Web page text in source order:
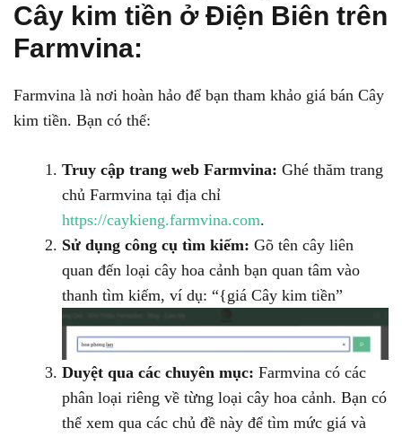
Cây kim tiền ở Điện Biên trên
Farmvina:
Farmvina là nơi hoàn hảo để bạn tham khảo giá bán Cây
kim tiền. Bạn có thể:
Truy cập trang web Farmvina: Ghé thăm trang
chủ Farmvina tại địa chỉ
https://caykieng.farmvina.com.
Sử dụng công cụ tìm kiếm: Gõ tên cây liên
quan đến loại cây hoa cảnh bạn quan tâm vào
thanh tìm kiếm, ví dụ: “{giá Cây kim tiền”
Duyệt qua các chuyên mục: Farmvina có các
phân loại riêng về từng loại cây hoa cảnh. Bạn có
thể xem qua các chủ đề này để tìm mức giá và